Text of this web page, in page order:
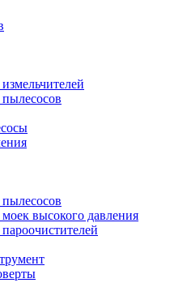
высокого давления